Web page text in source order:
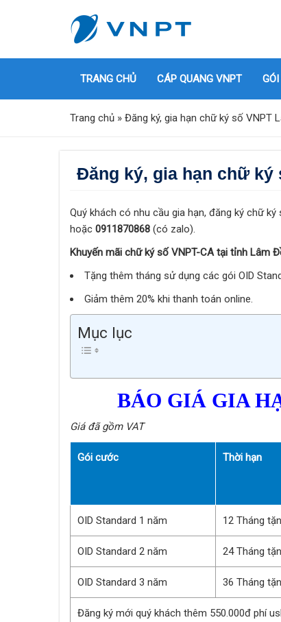
TRANG CHỦ CÁP QUANG VNPT
Trang chủ » Đăng ký, gia hạn chữ ký số VNPT
Đăng ký, gia hạn chữ ký
Quý khách có nhu cầu gia hạn, đăng ký chữ
hoặc 0911870868 (có zalo).
Khuyến mãi chữ ký số VNPT-CA tại tỉnh Lâm
Tặng thêm tháng sử dụng các gói OID
Giảm thêm 20% khi thanh toán online.
Mục lục
BÁO GIÁ GIA
Giá đã gồm VAT
Gói cước Thời hạn
OID Standard 1 năm 12 Tháng
OID Standard 2 năm 24 Tháng
OID Standard 3 năm 36 Tháng
Đăng ký mới quý khách thêm 550.000đ phí